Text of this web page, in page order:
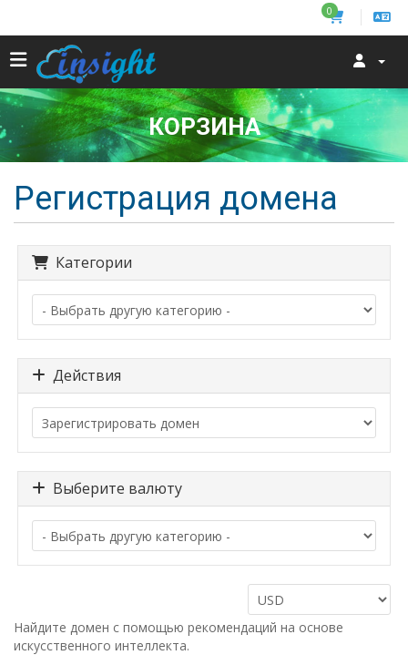
0
КОРЗИНА
Регистрация домена
Категории
Действия
Выберите валюту
Найдите домен с помощью рекомендаций на основе
искусственного интеллекта.